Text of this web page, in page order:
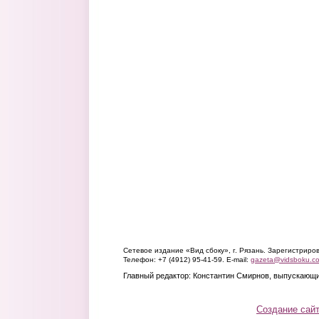
Сетевое издание «Вид сбоку», г. Рязань.
Телефон: +7 (4912) 95-41-59. E-mail:
Главный редактор: Константин Смирнов,
Создание